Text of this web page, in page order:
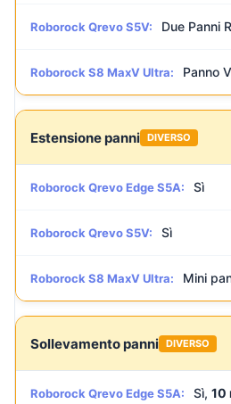
Roborock Qrevo S5V: Due Panni
Roborock S8 MaxV Ultra: Panno
Estensione panni DIVERSO
Roborock Qrevo Edge S5A: Sì
Roborock Qrevo S5V: Sì
Roborock S8 MaxV Ultra: Mini
Sollevamento panni DIVERSO
Roborock Qrevo Edge S5A: Sì, 10